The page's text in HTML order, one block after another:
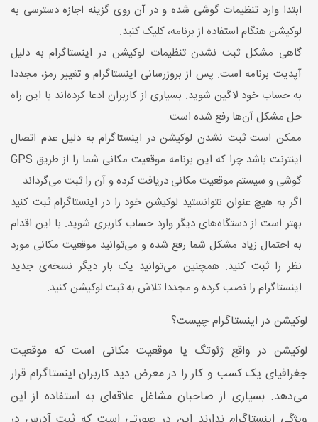
ابتدا وارد تنظیمات گوشی شده و در آن روی گزینه اجازه دسترسی به
لوکیشن هنگام استفاده از برنامه، کلیک کنید.
گاهی مشکل ثبت نشدن تنظیمات لوکیشن در اینستاگرام به دلیل
آپدیت برنامه است. پس از بروزرسانی اینستاگرام و تغییر رمز، مجددا
به حساب خود لاگین شوید. بسیاری از کاربران ادعا کرده‌اند با این راه
حل مشکل آن‌ها رفع شده است.
ممکن است ثبت نشدن لوکیشن در اینستاگرام به دلیل عدم اتصال
اینترنت باشد چرا که این برنامه موقعیت مکانی شما را از طریق GPS
گوشی و سیستم موقعیت مکانی دریافت کرده و آن را ثبت می‌گرداند.
اگر به هیچ عنوان نتوانستید لوکیشن خود را در اینستاگرام ثبت کنید
بهتر است از دستگاه‌های دیگر وارد حساب کاربری شوید. با این اقدام
به احتمال زیاد مشکل شما رفع شده و می‌توانید موقعیت مکانی مورد
نظر را ثبت کنید. همچنین می‌توانید یک بار دیگر نسخه‌ی جدید
اینستاگرام را نصب کرده و مجددا تلاش به ثبت لوکیشن کنید.
لوکیشن در اینستاگرام چیست؟
لوکیشن در واقع ژئوتگ یا موقعیت مکانی است که موقعیت
جغرافیای یک کسب و کار را در معرض دید کاربران اینستاگرام قرار
می‌دهد. بسیاری از صاحبان مشاغل علاقه‌ای به استفاده از این